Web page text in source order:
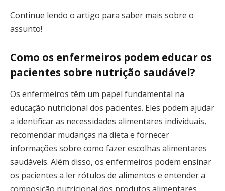
Continue lendo o artigo para saber mais sobre o
assunto!
Como os enfermeiros podem educar os
pacientes sobre nutrição saudável?
Os enfermeiros têm um papel fundamental na
educação nutricional dos pacientes. Eles podem ajudar
a identificar as necessidades alimentares individuais,
recomendar mudanças na dieta e fornecer
informações sobre como fazer escolhas alimentares
saudáveis. Além disso, os enfermeiros podem ensinar
os pacientes a ler rótulos de alimentos e entender a